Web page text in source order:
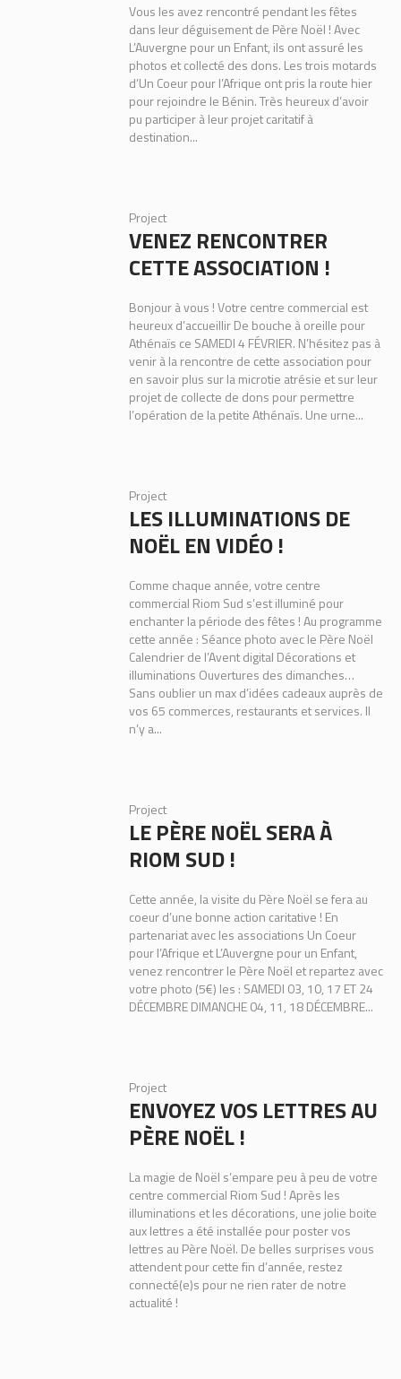
Vous les avez rencontré pendant les fêtes
dans leur déguisement de Père Noël ! Avec
L’Auvergne pour un Enfant, ils ont assuré les
photos et collecté des dons. Les trois motards
d’Un Coeur pour l’Afrique ont pris la route hier
pour rejoindre le Bénin. Très heureux d’avoir
pu participer à leur projet caritatif à
destination...
Project
VENEZ RENCONTRER
CETTE ASSOCIATION !
Bonjour à vous ! Votre centre commercial est
heureux d’accueillir De bouche à oreille pour
Athénaïs ce SAMEDI 4 FÉVRIER. N’hésitez pas à
venir à la rencontre de cette association pour
en savoir plus sur la microtie atrésie et sur leur
projet de collecte de dons pour permettre
l’opération de la petite Athénaïs. Une urne...
Project
LES ILLUMINATIONS DE
NOËL EN VIDÉO !
Comme chaque année, votre centre
commercial Riom Sud s’est illuminé pour
enchanter la période des fêtes ! Au programme
cette année : Séance photo avec le Père Noël
Calendrier de l’Avent digital Décorations et
illuminations Ouvertures des dimanches…
Sans oublier un max d’idées cadeaux auprès de
vos 65 commerces, restaurants et services. Il
n’y a...
Project
LE PÈRE NOËL SERA À
RIOM SUD !
Cette année, la visite du Père Noël se fera au
coeur d’une bonne action caritative ! En
partenariat avec les associations Un Coeur
pour l’Afrique et L’Auvergne pour un Enfant,
venez rencontrer le Père Noël et repartez avec
votre photo (5€) les : SAMEDI 03, 10, 17 ET 24
DÉCEMBRE DIMANCHE 04, 11, 18 DÉCEMBRE...
Project
ENVOYEZ VOS LETTRES AU
PÈRE NOËL !
La magie de Noël s’empare peu à peu de votre
centre commercial Riom Sud ! Après les
illuminations et les décorations, une jolie boite
aux lettres a été installée pour poster vos
lettres au Père Noël. De belles surprises vous
attendent pour cette fin d’année, restez
connecté(e)s pour ne rien rater de notre
actualité !